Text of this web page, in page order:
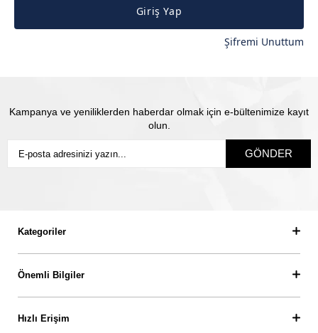
Giriş Yap
Şifremi Unuttum
Kampanya ve yeniliklerden haberdar olmak için e-bültenimize kayıt
olun.
GÖNDER
Kategoriler
Önemli Bilgiler
Hızlı Erişim